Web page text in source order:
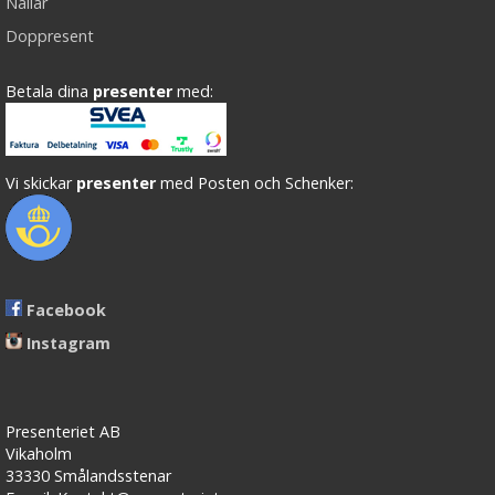
Doppresent
Betala dina presenter med:
Vi skickar presenter med Posten och Schenker:
Facebook
Instagram
Presenteriet AB
Vikaholm
33330 Smålandsstenar